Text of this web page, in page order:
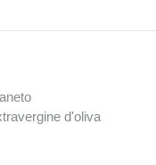
d'oliva